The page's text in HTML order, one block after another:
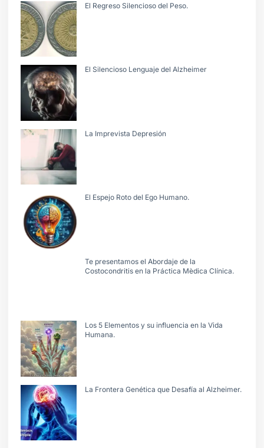
El Regreso Silencioso del Peso.
El Silencioso Lenguaje del Alzheimer
La Imprevista Depresión
El Espejo Roto del Ego Humano.
Te presentamos el Abordaje de la
Costocondritis en la Práctica Mèdica Clínica.
Los 5 Elementos y su influencia en la Vida
Humana.
La Frontera Genética que Desafía al Alzheimer.